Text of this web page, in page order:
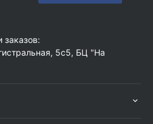
заказов:
5с5, БЦ "На